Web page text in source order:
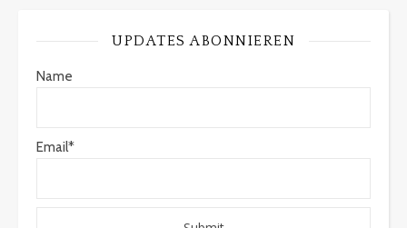
UPDATES ABONNIEREN
Name
Email*